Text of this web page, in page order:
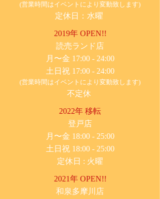
(営業時間はイベントにより変動致します)
定休日：水曜
2019年 OPEN!!
​読売ランド店
月〜金 17:00 - 24:00
土日祝 17:00 - 24:00
(営業時間はイベントにより変動致します)
不定休
2022年 移転
​登戸店
月〜金 18:00 - 25:00
土日祝 18:00 - 25:00
​定休日 : 火曜
2021年 OPEN!!
​和泉多摩川店